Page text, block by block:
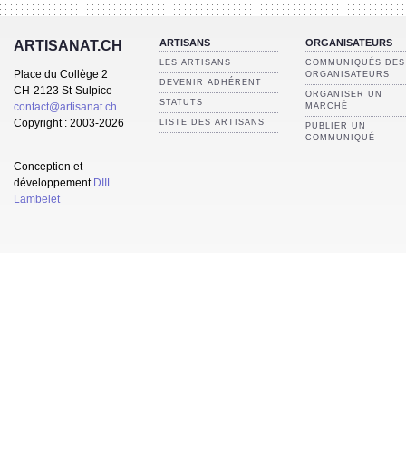
ARTISANAT.CH
Place du Collège 2
CH-2123 St-Sulpice
contact@artisanat.ch
Copyright : 2003-2026
Conception et
développement DIIL
Lambelet
ARTISANS
LES ARTISANS
DEVENIR ADHÉRENT
STATUTS
LISTE DES ARTISANS
ORGANISATEURS
COMMUNIQUÉS DES
ORGANISATEURS
ORGANISER UN
MARCHÉ
PUBLIER UN
COMMUNIQUÉ